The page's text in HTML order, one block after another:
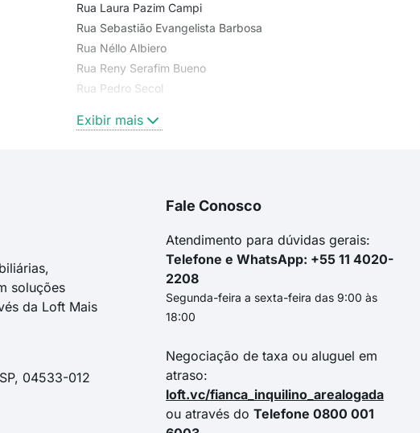
Rua Laura Pazim Campi
Rua Sebastião Evangelista Barbosa
Rua Néllo Albiero
Rua Reny Serafim Bueno
Rua Pedro Secol
Rua Fortunata Bernardello Meneghetti
Rua José Carrapeiro
Exibir mais
soluções
da Loft Mais
04533-012
Fale Conosco
Atendimento para dúvidas gerais:
Telefone e WhatsApp: +55 11 4020-
2208
Segunda-feira a sexta-feira das 9:00 às
18:00
Negociação de taxa ou aluguel em
atraso:
loft.vc/fianca_inquilino_arealogada
ou através do Telefone 0800 001